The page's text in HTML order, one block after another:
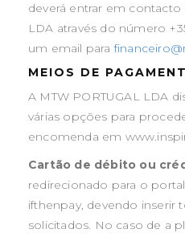
deverá entrar em contacto
LDA através do número
um email para
MEIOS DE
A MTW PORTUGAL LDA
várias opções para
encomenda em
Cartão de débito ou
redirecionado para o
ifthenpay, devendo inserir
solicitados. No caso de a